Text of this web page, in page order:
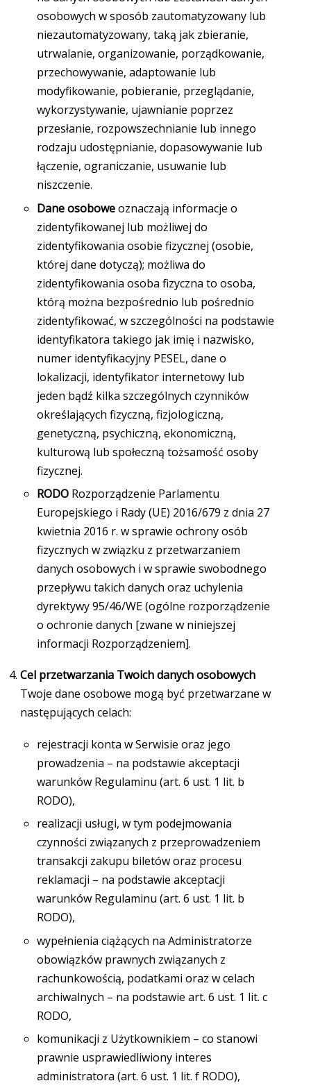
osobowych w sposób zautomatyzowany lub
niezautomatyzowany, taką jak zbieranie,
utrwalanie, organizowanie, porządkowanie,
przechowywanie, adaptowanie lub
modyfikowanie, pobieranie, przeglądanie,
wykorzystywanie, ujawnianie poprzez
przesłanie, rozpowszechnianie lub innego
rodzaju udostępnianie, dopasowywanie lub
łączenie, ograniczanie, usuwanie lub
niszczenie.
Dane osoboweoznaczają informacje o
zidentyfikowanej lub możliwej do
zidentyfikowania osobie fizycznej (osobie,
której dane dotyczą); możliwa do
zidentyfikowania osoba fizyczna to osoba,
którą można bezpośrednio lub pośrednio
zidentyfikować, w szczególności na podstawie
identyfikatora takiego jak imię i nazwisko,
numer identyfikacyjny PESEL, dane o
lokalizacji, identyfikator internetowy lub
jeden bądź kilka szczególnych czynników
określających fizyczną, fizjologiczną,
genetyczną, psychiczną, ekonomiczną,
kulturową lub społeczną tożsamość osoby
fizycznej.
RODO Rozporządzenie Parlamentu
Europejskiego i Rady (UE) 2016/679 z dnia 27
kwietnia 2016 r. w sprawie ochrony osób
fizycznych w związku z przetwarzaniem
danych osobowych i w sprawie swobodnego
przepływu takich danych oraz uchylenia
dyrektywy 95/46/WE (ogólne rozporządzenie
o ochronie danych [zwane w niniejszej
informacji Rozporządzeniem].
Cel przetwarzania Twoich danych osobowych
Twoje dane osobowe mogą być przetwarzane w
następujących celach:
rejestracji konta w Serwisie oraz jego
prowadzenia – na podstawie akceptacji
warunków Regulaminu (art. 6 ust. 1 lit. b
RODO),
realizacji usługi, w tym podejmowania
czynności związanych z przeprowadzeniem
transakcji zakupu biletów oraz procesu
reklamacji – na podstawie akceptacji
warunków Regulaminu (art. 6 ust. 1 lit. b
RODO),
wypełnienia ciążących na Administratorze
obowiązków prawnych związanych z
rachunkowością, podatkami oraz w celach
archiwalnych – na podstawie art. 6 ust. 1 lit. c
RODO,
komunikacji z Użytkownikiem – co stanowi
prawnie usprawiedliwiony interes
administratora (art. 6 ust. 1 lit. f RODO),